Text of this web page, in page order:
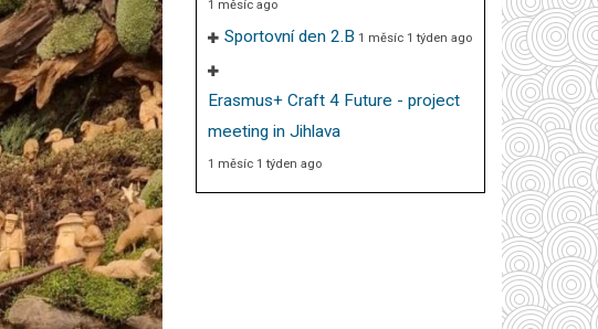
1 měsíc ago
Sportovní den 2.B 1 měsíc 1 týden ago
Erasmus+ Craft 4 Future - project
meeting in Jihlava
1 měsíc 1 týden ago